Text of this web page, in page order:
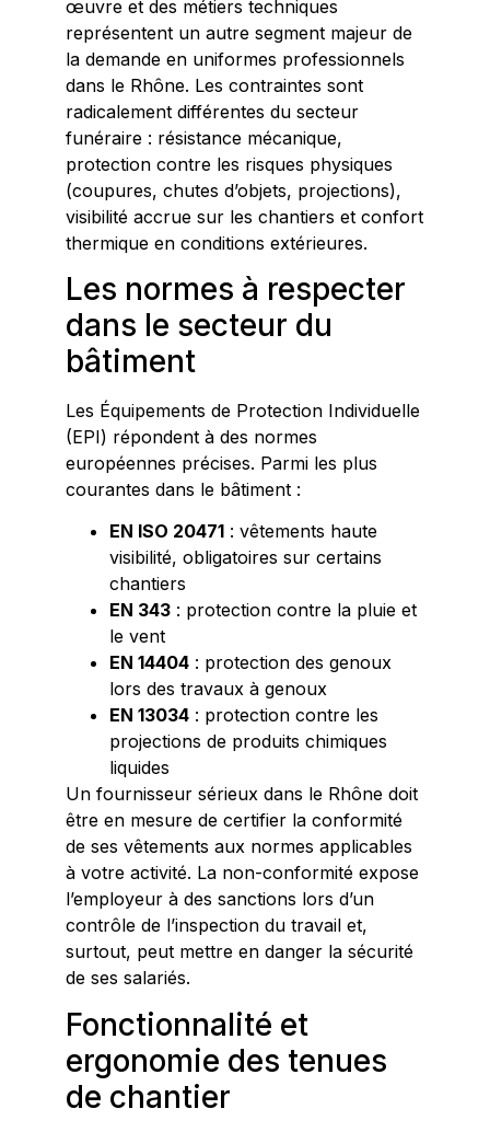
œuvre et des métiers techniques
représentent un autre segment majeur de
la demande en uniformes professionnels
dans le Rhône. Les contraintes sont
radicalement différentes du secteur
funéraire : résistance mécanique,
protection contre les risques physiques
(coupures, chutes d’objets, projections),
visibilité accrue sur les chantiers et confort
thermique en conditions extérieures.
Les normes à respecter
dans le secteur du
bâtiment
Les Équipements de Protection Individuelle
(EPI) répondent à des normes
européennes précises. Parmi les plus
courantes dans le bâtiment :
EN ISO 20471 : vêtements haute
visibilité, obligatoires sur certains
chantiers
EN 343 : protection contre la pluie et
le vent
EN 14404 : protection des genoux
lors des travaux à genoux
EN 13034 : protection contre les
projections de produits chimiques
liquides
Un fournisseur sérieux dans le Rhône doit
être en mesure de certifier la conformité
de ses vêtements aux normes applicables
à votre activité. La non-conformité expose
l’employeur à des sanctions lors d’un
contrôle de l’inspection du travail et,
surtout, peut mettre en danger la sécurité
de ses salariés.
Fonctionnalité et
ergonomie des tenues
de chantier